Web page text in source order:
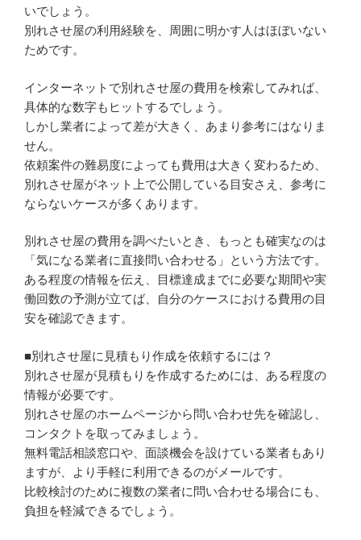
いでしょう。
別れさせ屋の利用経験を、周囲に明かす人はほぼいない
ためです。
インターネットで別れさせ屋の費用を検索してみれば、
具体的な数字もヒットするでしょう。
しかし業者によって差が大きく、あまり参考にはなりま
せん。
依頼案件の難易度によっても費用は大きく変わるため、
別れさせ屋がネット上で公開している目安さえ、参考に
ならないケースが多くあります。
別れさせ屋の費用を調べたいとき、もっとも確実なのは
「気になる業者に直接問い合わせる」という方法です。
ある程度の情報を伝え、目標達成までに必要な期間や実
働回数の予測が立てば、自分のケースにおける費用の目
安を確認できます。
■別れさせ屋に見積もり作成を依頼するには？
別れさせ屋が見積もりを作成するためには、ある程度の
情報が必要です。
別れさせ屋のホームページから問い合わせ先を確認し、
コンタクトを取ってみましょう。
無料電話相談窓口や、面談機会を設けている業者もあり
ますが、より手軽に利用できるのがメールです。
比較検討のために複数の業者に問い合わせる場合にも、
負担を軽減できるでしょう。